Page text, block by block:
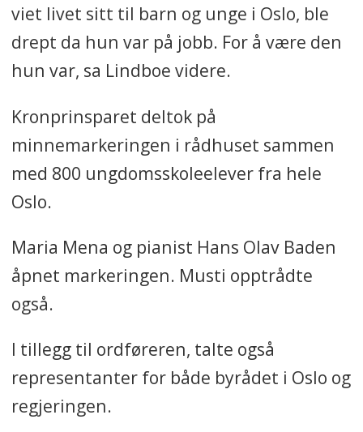
viet livet sitt til barn og unge i Oslo, ble
drept da hun var på jobb. For å være den
hun var, sa Lindboe videre.
Kronprinsparet deltok på
minnemarkeringen i rådhuset sammen
med 800 ungdomsskoleelever fra hele
Oslo.
Maria Mena og pianist Hans Olav Baden
åpnet markeringen. Musti opptrådte
også.
I tillegg til ordføreren, talte også
representanter for både byrådet i Oslo og
regjeringen.